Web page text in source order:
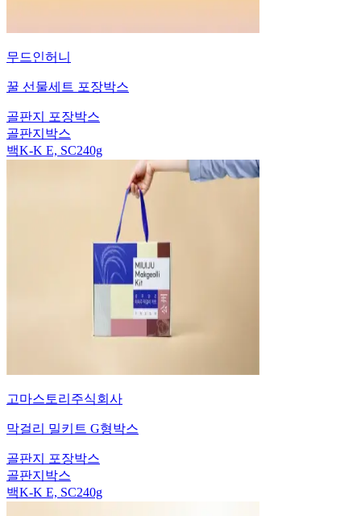
무드인허니
꿀 선물세트 포장박스
골판지 포장박스
골판지박스
백K-K E, SC240g
고마스토리주식회사
막걸리 밀키트 G형박스
골판지 포장박스
골판지박스
백K-K E, SC240g